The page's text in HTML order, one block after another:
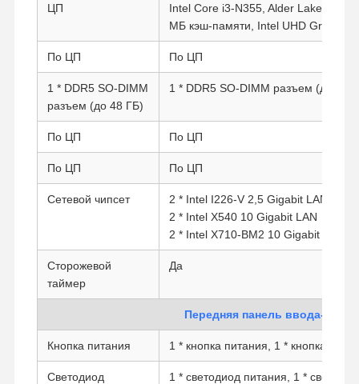
ЦП
Intel Core i3-N355, Alder Lake-N, 8
МБ кэш-памяти, Intel UHD Graphics
По ЦП По ЦП
1 * DDR5 SO-DIMM
разъем (до 48 ГБ)
1 * DDR5 SO-DIMM разъем (до 48
По ЦП По ЦП
По ЦП По ЦП
Сетевой чипсет
2 * Intel I226-V 2,5 Gigabit LAN
2 * Intel X540 10 Gigabit LAN
2 * Intel X710-BM2 10 Gigabit SFP
Сторожевой
таймер
Да
Передняя панель ввода-
Кнопка питания 1 * кнопка питания, 1 * кнопка
Светодиод 1 * светодиод питания, 1 *